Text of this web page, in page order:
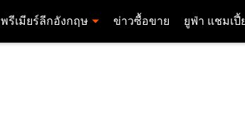
พรีเมียร์ลีกอังกฤษ ข่าวซื้อขาย ยูฟ่า แชมเ